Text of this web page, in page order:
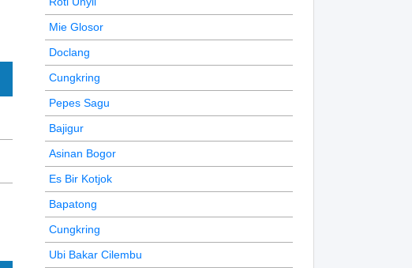
Mie Glosor
Doclang
Cungkring
Pepes Sagu
Bajigur
Asinan Bogor
Es Bir Kotjok
Bapatong
Cungkring
Ubi Bakar Cilembu